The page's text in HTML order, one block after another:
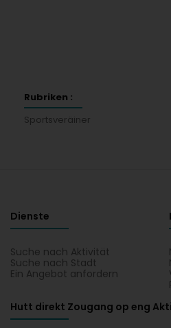
Rubriken :
Sportsveräiner
Dienste
Suche nach Aktivität
Suche nach Stadt
Ein Angebot anfordern
Hutt direkt Zougang op eng